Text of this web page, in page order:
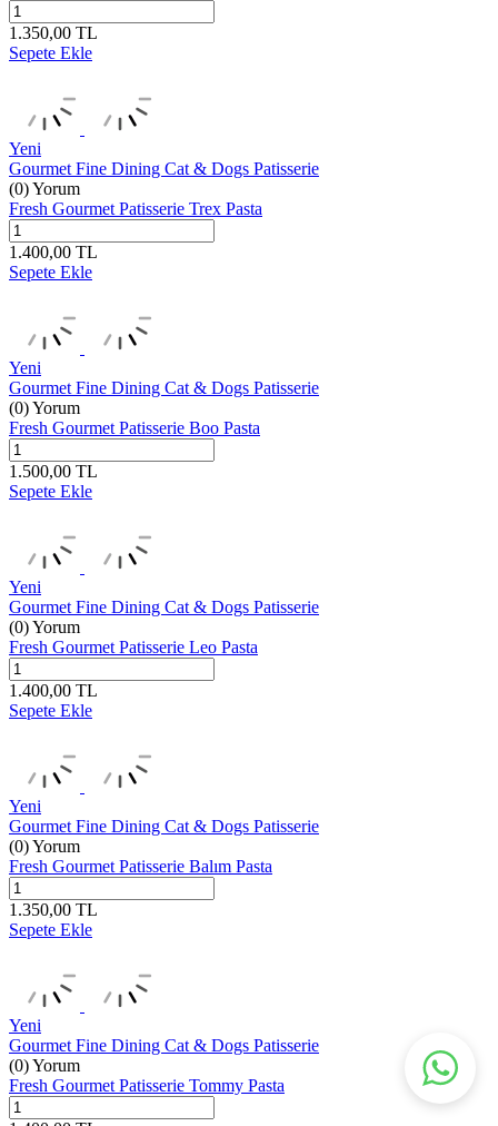
1.350,00 TL
Sepete Ekle
Yeni
Gourmet Fine Dining Cat & Dogs Patisserie
(0) Yorum
Fresh Gourmet Patisserie Trex Pasta
1.400,00 TL
Sepete Ekle
Yeni
Gourmet Fine Dining Cat & Dogs Patisserie
(0) Yorum
Fresh Gourmet Patisserie Boo Pasta
1.500,00 TL
Sepete Ekle
Yeni
Gourmet Fine Dining Cat & Dogs Patisserie
(0) Yorum
Fresh Gourmet Patisserie Leo Pasta
1.400,00 TL
Sepete Ekle
Yeni
Gourmet Fine Dining Cat & Dogs Patisserie
(0) Yorum
Fresh Gourmet Patisserie Balım Pasta
1.350,00 TL
Sepete Ekle
Yeni
Gourmet Fine Dining Cat & Dogs Patisserie
(0) Yorum
Fresh Gourmet Patisserie Tommy Pasta